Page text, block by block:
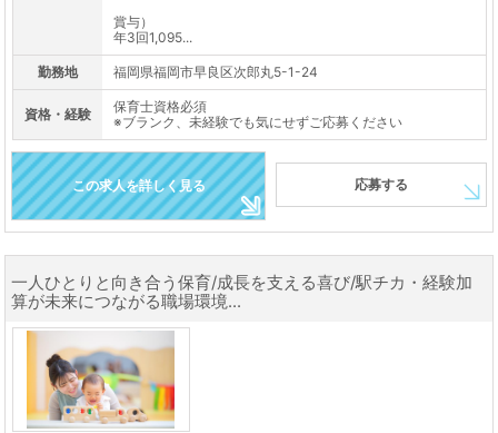
賞与）
年3回1,095...
勤務地 福岡県福岡市早良区次郎丸5-1-24
資格・経験
保育士資格必須
※ブランク、未経験でも気にせずご応募ください
この求人を詳しく見る 応募する
一人ひとりと向き合う保育/成長を支える喜び/駅チカ・経験加
算が未来につながる職場環境...